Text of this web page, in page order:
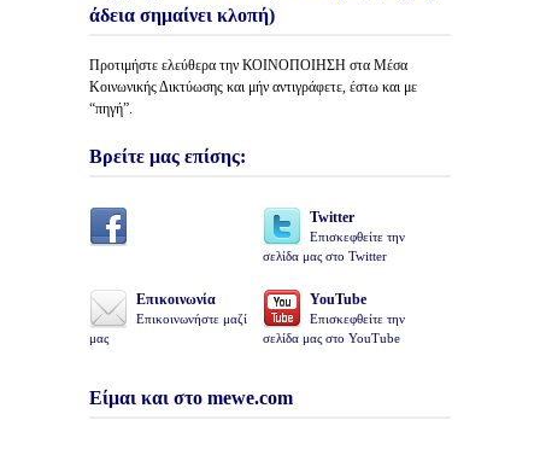
άδεια σημαίνει κλοπή)
Προτιμήστε ελεύθερα την ΚΟΙΝΟΠΟΙΗΣΗ στα Μέσα
Κοινωνικής Δικτύωσης και μήν αντιγράφετε, έστω και με
“πηγή”.
Βρείτε μας επίσης:
Twitter
Επισκεφθείτε την
σελίδα μας στο Twitter
Επικοινωνία
Επικοινωνήστε μαζί
μας
YouTube
Επισκεφθείτε την
σελίδα μας στο YouTube
Είμαι και στο mewe.com